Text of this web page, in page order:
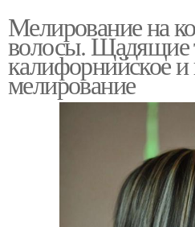
Мелирование на
волосы. Щадящие
калифорнийское и
мелирование